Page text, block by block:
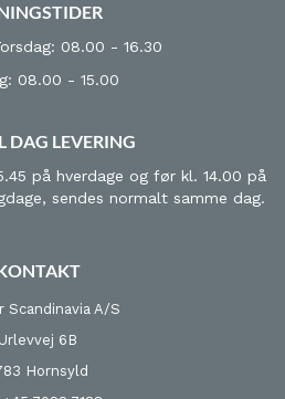
08.00 - 16.30
08.00 - 15.00
DAG LEVERING
på hverdage og før kl. 14.00 på
sendes normalt samme dag.
Scandinavia A/S
Urlevvej 6B
Hornsyld